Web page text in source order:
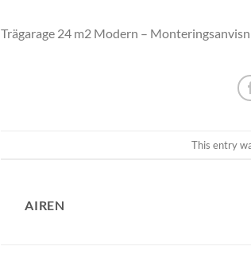
Trägarage 24 m2 Modern –
This entry
AIREN